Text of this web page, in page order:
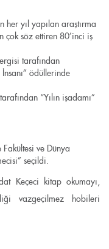
yıl yapılan araştırma
çok söz ettiren 80’inci iş
tarafından
ödüllerinde
“Yılın işadamı”
ve Dünya
seçildi.
Keçeci kitap okumayı,
vazgeçilmez hobileri